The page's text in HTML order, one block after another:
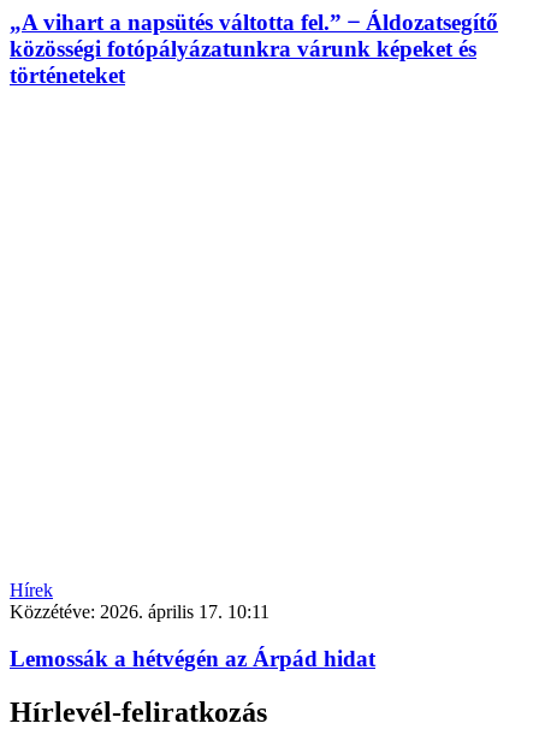
„A vihart a napsütés váltotta fel.” ̶ Áldozatsegítő
közösségi fotópályázatunkra várunk képeket és
történeteket
Hírek
Közzétéve: 2026. április 17. 10:11
Lemossák a hétvégén az Árpád hidat
Hírlevél-feliratkozás